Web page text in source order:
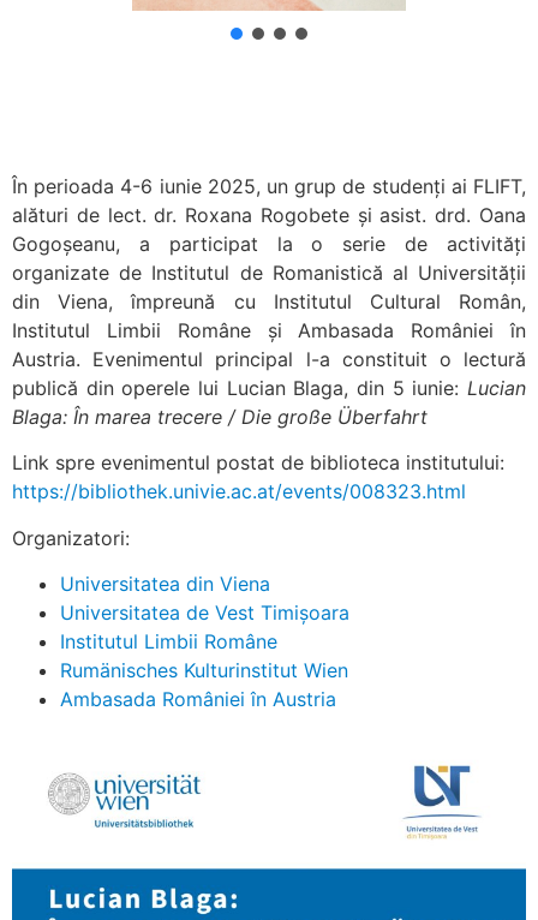
În perioada 4-6 iunie 2025, un grup de studenți ai FLIFT,
alături de lect. dr. Roxana Rogobete și asist. drd. Oana
Gogoșeanu, a participat la o serie de activități
organizate de Institutul de Romanistică al Universității
din Viena, împreună cu Institutul Cultural Român,
Institutul Limbii Române și Ambasada României în
Austria. Evenimentul principal l-a constituit o lectură
publică din operele lui Lucian Blaga, din 5 iunie: Lucian
Blaga: În marea trecere / Die große Überfahrt
Link spre evenimentul postat de biblioteca institutului:
https://bibliothek.univie.ac.at/events/008323.html
Organizatori:
Universitatea din Viena
Universitatea de Vest Timișoara
Institutul Limbii Române
Rumänisches Kulturinstitut Wien
Ambasada României în Austria